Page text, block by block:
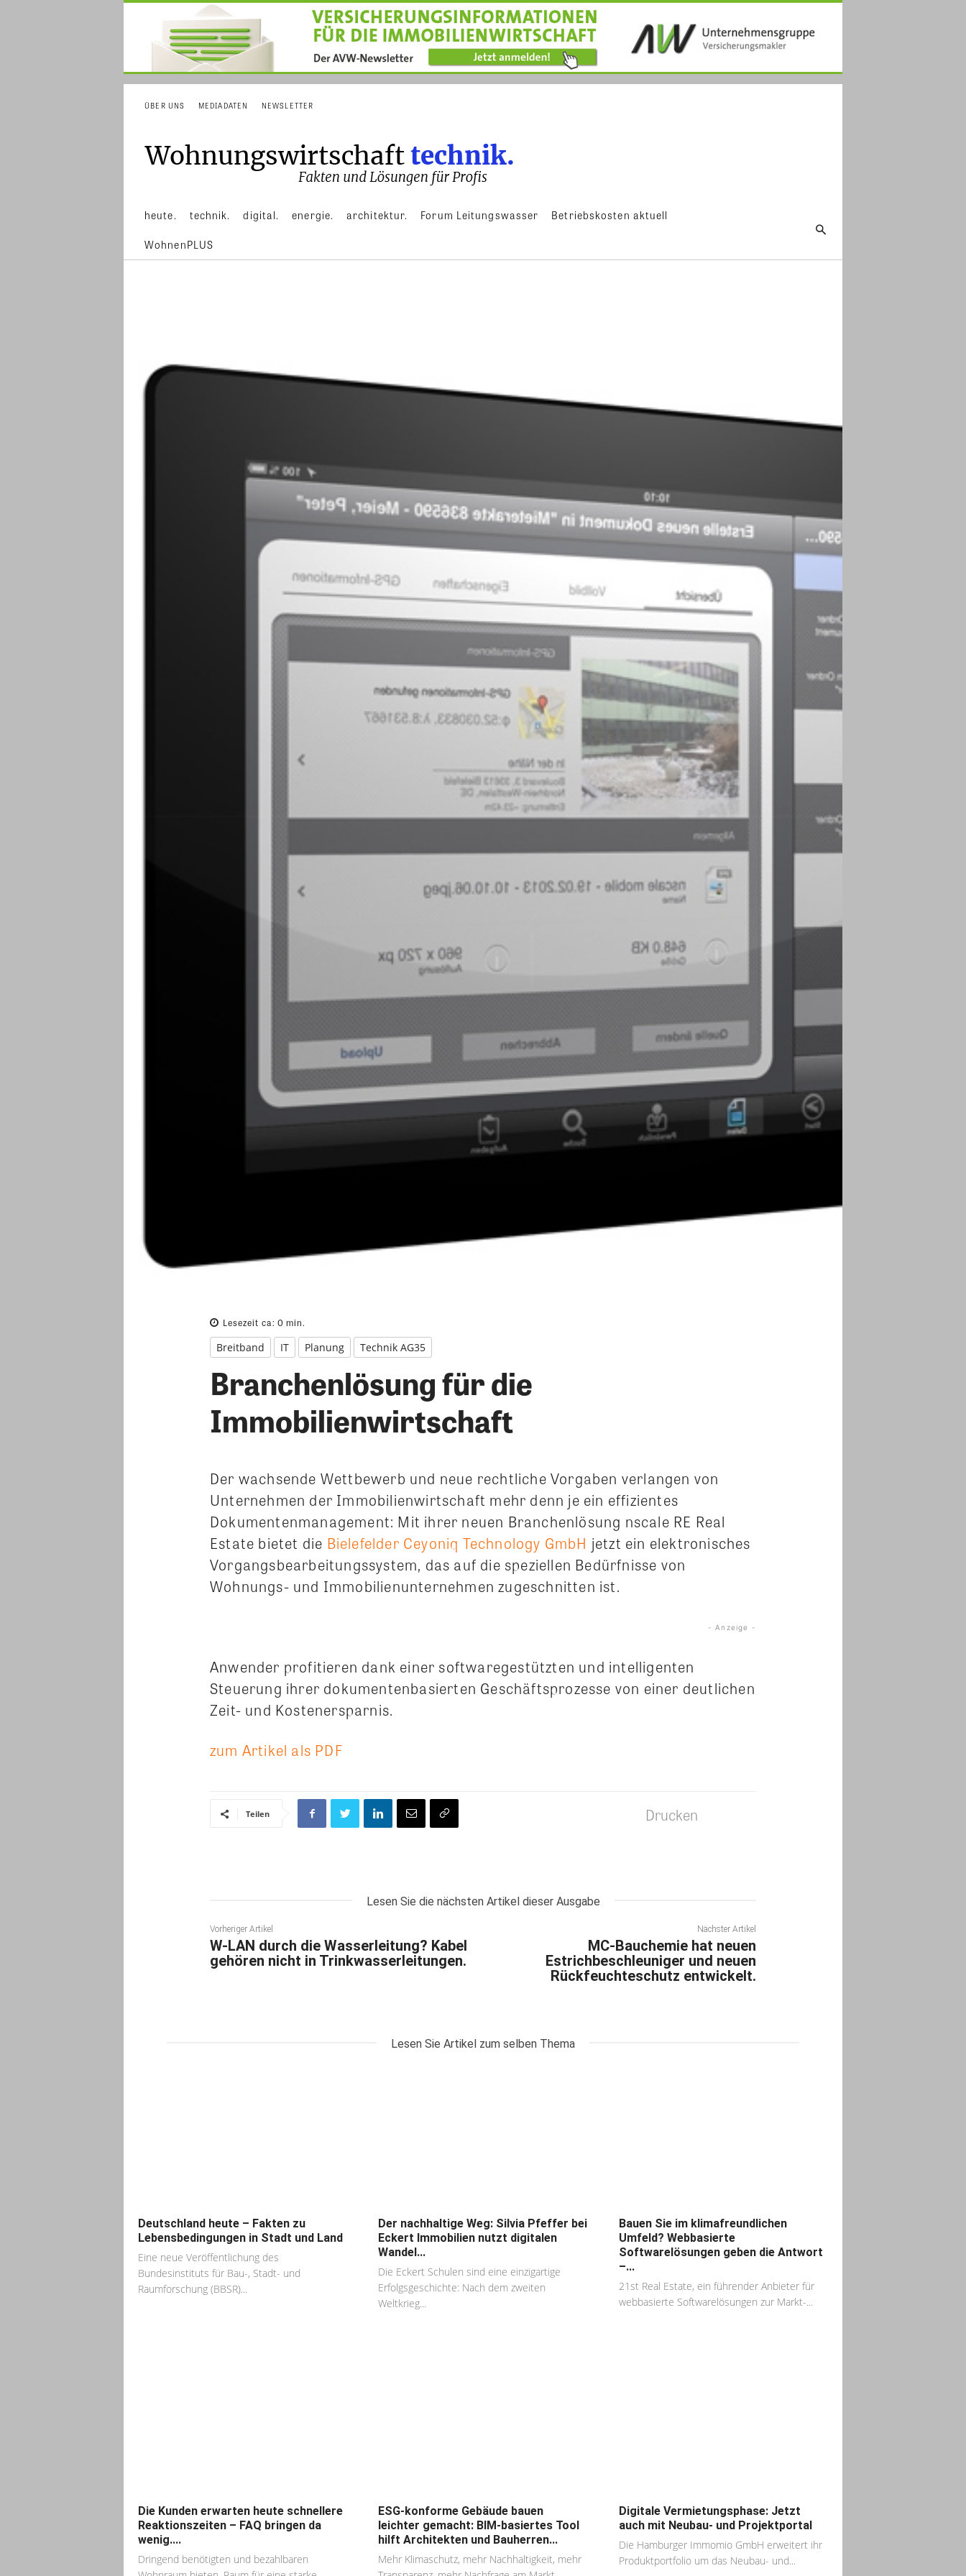
ÜBER UNS MEDIADATEN NEWSLETTER
heute. technik. digital. energie. architektur. Forum Leitungswasser Betriebskosten aktuell
WohnenPLUS
Lesezeit ca: 0 min.
Breitband IT Planung Technik AG35
Branchenlösung für die
Immobilienwirtschaft
Der wachsende Wettbewerb und neue rechtliche Vorgaben verlangen von
Unternehmen der Immobilienwirtschaft mehr denn je ein effizientes
Dokumentenmanagement: Mit ihrer neuen Branchenlösung nscale RE Real
Estate bietet die Bielefelder Ceyoniq Technology GmbH jetzt ein elektronisches
Vorgangsbearbeitungssystem, das auf die speziellen Bedürfnisse von
Wohnungs- und Immobilienunternehmen zugeschnitten ist.
- Anzeige -
Anwender profitieren dank einer softwaregestützten und intelligenten
Steuerung ihrer dokumentenbasierten Geschäftsprozesse von einer deutlichen
Zeit- und Kostenersparnis.
zum Artikel als PDF
Teilen Drucken
Lesen Sie die nächsten Artikel dieser Ausgabe
Vorheriger Artikel
W-LAN durch die Wasserleitung? Kabel
gehören nicht in Trinkwasserleitungen.
Nächster Artikel
MC-Bauchemie hat neuen
Estrichbeschleuniger und neuen
Rückfeuchteschutz entwickelt.
Lesen Sie Artikel zum selben Thema
Deutschland heute – Fakten zu
Lebensbedingungen in Stadt und Land
Eine neue Veröffentlichung des
Bundesinstituts für Bau-, Stadt- und
Raumforschung (BBSR)...
Der nachhaltige Weg: Silvia Pfeffer bei
Eckert Immobilien nutzt digitalen
Wandel...
Die Eckert Schulen sind eine einzigartige
Erfolgsgeschichte: Nach dem zweiten
Weltkrieg...
Bauen Sie im klimafreundlichen
Umfeld? Webbasierte
Softwarelösungen geben die Antwort
–...
21st Real Estate, ein führender Anbieter für
webbasierte Softwarelösungen zur Markt-...
Die Kunden erwarten heute schnellere
Reaktionszeiten – FAQ bringen da
wenig....
Dringend benötigten und bezahlbaren
ESG-konforme Gebäude bauen
leichter gemacht: BIM-basiertes Tool
hilft Architekten und Bauherren...
Mehr Klimaschutz, mehr Nachhaltigkeit, mehr
Digitale Vermietungsphase: Jetzt
auch mit Neubau- und Projektportal
Die Hamburger Immomio GmbH erweitert ihr
Produktportfolio um das Neubau- und...